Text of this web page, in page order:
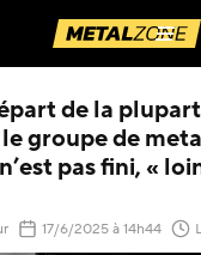
Menu
de la
groupe de
pas fini, «
17/6/2025(Mis à jour le)
à 14h44